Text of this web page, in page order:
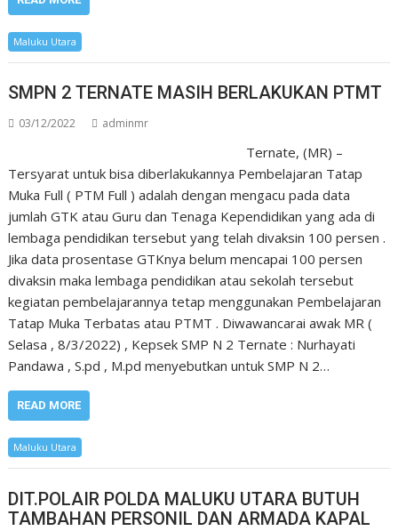
Maluku Utara
SMPN 2 TERNATE MASIH BERLAKUKAN PTMT
03/12/2022 adminmr
Ternate, (MR) –
Tersyarat untuk bisa diberlakukannya Pembelajaran Tatap
Muka Full ( PTM Full ) adalah dengan mengacu pada data
jumlah GTK atau Guru dan Tenaga Kependidikan yang ada di
lembaga pendidikan tersebut yang telah divaksin 100 persen .
Jika data prosentase GTKnya belum mencapai 100 persen
divaksin maka lembaga pendidikan atau sekolah tersebut
kegiatan pembelajarannya tetap menggunakan Pembelajaran
Tatap Muka Terbatas atau PTMT . Diwawancarai awak MR (
Selasa , 8/3/2022) , Kepsek SMP N 2 Ternate : Nurhayati
Pandawa , S.pd , M.pd menyebutkan untuk SMP N 2…
READ MORE
Maluku Utara
DIT.POLAIR POLDA MALUKU UTARA BUTUH
TAMBAHAN PERSONIL DAN ARMADA KAPAL